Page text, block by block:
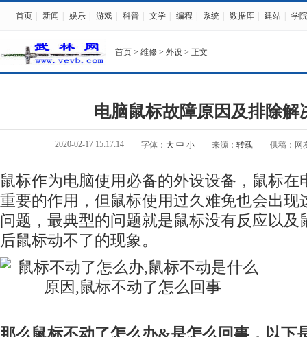
首页 新闻 娱乐 游戏 科普 文学 编程 系统 数据库 建站 学院
首页 > 维修 > 外设 > 正文
电脑鼠标故障原因及排除解
2020-02-17 15:17:14 字体： 大 中 小 来源： 转载 供稿：网
鼠标作为电脑使用必备的外设设备，鼠标在
重要的作用，但鼠标使用过久难免也会出现
问题，最典型的问题就是鼠标没有反应以及
后鼠标动不了的现象。